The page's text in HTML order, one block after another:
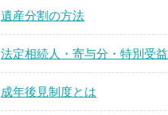
遺産分割の方法
法定相続人・寄与分・特別受益
成年後見制度とは